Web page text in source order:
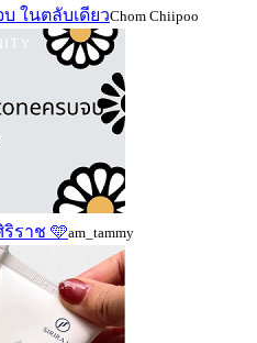
บ ในตลับเดียวChom Chiipoo
ริราช 🩵am_tammy